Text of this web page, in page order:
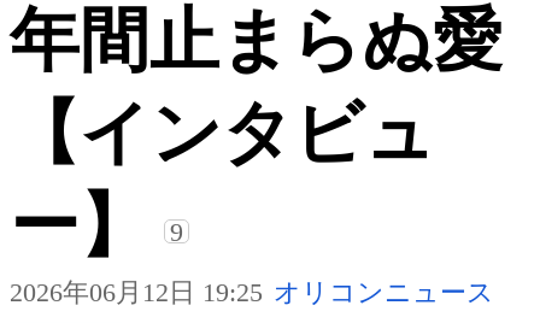
年間止まらぬ愛
【インタビュ
ー】
9
2026年06月12日 19:25 オリコンニュース